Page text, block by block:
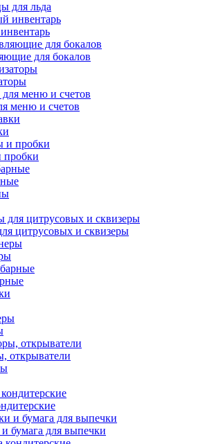
для льда
для бокалов
меню и счетов
цитрусовых и сквизеры
открыватели
бумага для выпечки